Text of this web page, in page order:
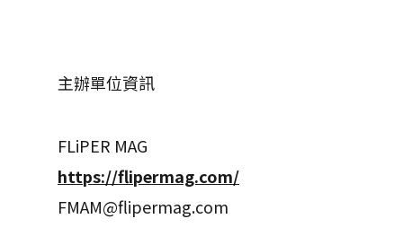
主辦單位資訊
FLiPER MAG
https://flipermag.com/
FMAM@flipermag.com